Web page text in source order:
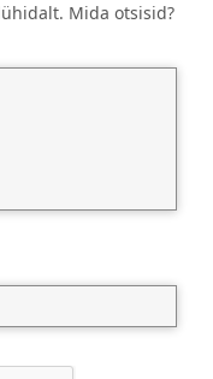
Mida otsisid?